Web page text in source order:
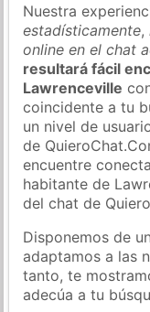
Nuestra
estadísticamente,
online en el chat
resultará fácil
Lawrenceville
coincidente a tu
un nivel de
de
encuentre
habitante de
del chat de
Disponemos de un
adaptamos a las
tanto, te
adecúa a tu